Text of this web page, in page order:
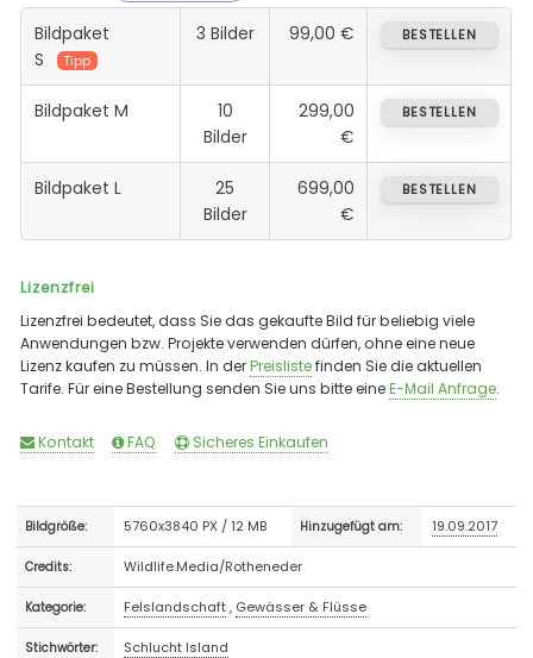
Bildpaket
S
Tipp
3 Bilder 99,00 € BESTELLEN
Bildpaket M
10
Bilder
299,00
€
BESTELLEN
Bildpaket L
25
Bilder
699,00
€
BESTELLEN
Lizenzfrei
Lizenzfrei bedeutet, dass Sie das gekaufte Bild für beliebig viele
Anwendungen bzw. Projekte verwenden dürfen, ohne eine neue
Lizenz kaufen zu müssen. In derPreislistefinden Sie die aktuellen
Tarife. Für eine Bestellung senden Sie uns bitte eineE-Mail Anfrage.
Kontakt FAQ Sicheres Einkaufen
Bildgröße: 5760x3840 PX / 12 MB Hinzugefügt am: 19.09.2017
Credits: Wildlife.Media/Rotheneder
Kategorie: Felslandschaft, Gewässer & Flüsse
Stichwörter: Schlucht Island